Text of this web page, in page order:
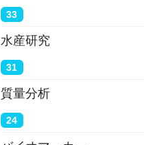
33
水産研究
31
質量分析
24